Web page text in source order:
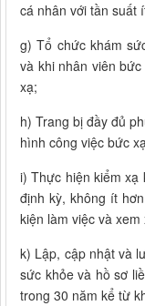
cá nhân với tần suất
g) Tổ chức khám
và khi nhân viên
xạ;
h) Trang bị đầy đủ
hình công việc bức
i) Thực hiện kiểm xạ
định kỳ, không ít
kiện làm việc và
k) Lập, cập nhật và
sức khỏe và hồ sơ
trong 30 năm kể từ